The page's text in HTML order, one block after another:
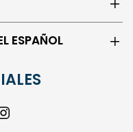
ESPAÑOL